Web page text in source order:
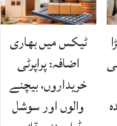
ٹیکس میں بھاری
اضافہ: پراپرٹی
خریداروں، بیچنے
والوں اور سوشل